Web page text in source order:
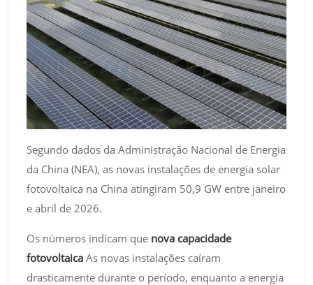
Segundo dados da Administração Nacional de Energia
da China (NEA), as novas instalações de energia solar
fotovoltaica na China atingiram 50,9 GW entre janeiro
e abril de 2026.
Os números indicam que nova capacidade
fotovoltaicaAs novas instalações caíram
drasticamente durante o período, enquanto a energia